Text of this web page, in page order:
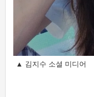
▲ 김지수 소셜 미디어